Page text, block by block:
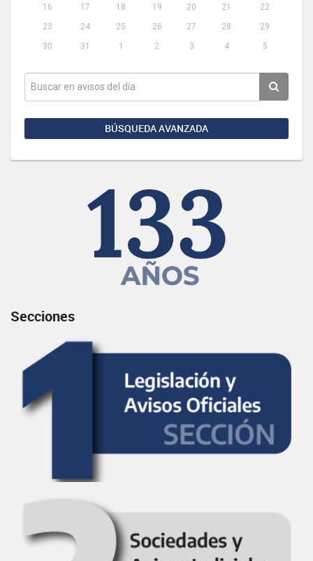
16
17 18 19 20 21
22
23
24 25 26 27 28
29
30
31 1 2 3 4 5
BÚSQUEDA AVANZADA
Secciones